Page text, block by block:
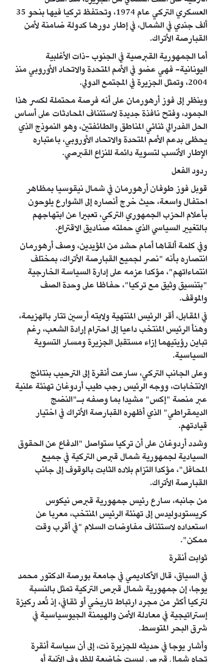
العسكري التركي عام 1974، وتحتفظ تركيا فيها بنحو 35
ألف جندي في الشمال، في إطار دورها كدولة ضامنة لأمن
القبارصة الأتراك.
أما الجمهورية القبرصية في الجنوب -ذات الأغلبية
اليونانية- فهي عضو في الأمم المتحدة والاتحاد الأوروبي منذ
2004، وتمثل الجزيرة في المجتمع الدولي.
وينظر إلى فوز أرهورمان على أنه فرصة محتملة لكسر هذا
الجمود، وفتح نافذة جديدة لاستئناف المحادثات على أساس
الحل الفدرالي ثنائي المناطق والطائفتين، وهو النموذج الذي
يحظى بدعم الأمم المتحدة والاتحاد الأوروبي، باعتباره
الإطار الأنسب لتسوية دائمة للنزاع القبرصي.
ردود الفعل
قوبل فوز طوفان أرهورمان في شمال نيقوسيا بمظاهر
احتفال واسعة، حيث خرج أنصاره إلى الشوارع يلوحون
بأعلام الحزب الجمهوري التركي، تعبيرا عن ابتهاجهم
بالتغيير السياسي الذي حملته صناديق الاقتراع.
وفي كلمة ألقاها أمام حشد من المؤيدين، وصف أرهورمان
انتصاره بأنه "نصر لجميع القبارصة الأتراك، بمختلف
انتماءاتهم"، مؤكدا عزمه على إدارة السياسة الخارجية
"بتنسيق وثيق مع تركيا"، حفاظا على وحدة الصف
والموقف.
في المقابل، أقر الرئيس المنتهية ولايته أرسين تتار بالهزيمة،
وهنأ الرئيس المنتخب داعيا إلى احترام إرادة الشعب، رغم
تباين رؤيتيهما إزاء مستقبل الجزيرة ومسار التسوية
السياسية.
وعلى الجانب التركي، سارعت أنقرة إلى الترحيب بنتائج
الانتخابات، ووجه الرئيس رجب طيب أردوغان تهنئة علنية
عبر منصة "إكس" مشيدا بما وصفه بـ"النضج
الديمقراطي" الذي أظهره القبارصة الأتراك في اختيار
قيادتهم.
وشدد أردوغان على أن تركيا ستواصل "الدفاع عن الحقوق
السيادية لجمهورية شمال قبرص التركية في جميع
المحافل"، مؤكدا التزام بلاده الثابت بالوقوف إلى جانب
القبارصة الأتراك.
من جانبه، سارع رئيس جمهورية قبرص نيكوس
كريستودوليدس إلى تهنئة الرئيس المنتخب، معربا عن
استعداده لاستئناف مفاوضات السلام "في أقرب وقت
ممكن".
ثوابت أنقرة
في السياق، قال الأكاديمي في جامعة بورصة الدكتور محمد
يوجا، إن جمهورية شمال قبرص التركية تمثل بالنسبة
لتركيا أكثر من مجرد ارتباط تاريخي أو ثقافي، إذ تُعد ركيزة
إستراتيجية في معادلة الأمن والهيمنة الجيوسياسية في
شرق البحر المتوسط.
وأشار يوجا في حديثه للجزيرة نت، إلى أن سياسة أنقرة